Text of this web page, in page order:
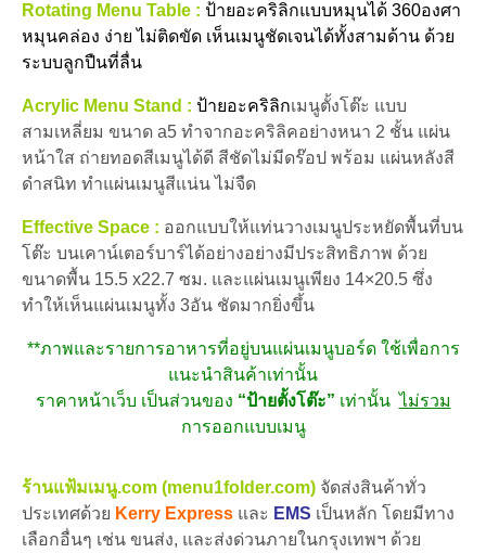
Rotating Menu Table : ป้ายอะคริลิกแบบหมุนได้ 360องศา
หมุนคล่อง ง่าย ไม่ติดขัด เห็นเมนูชัดเจนได้ทั้งสามด้าน ด้วย
ระบบลูกปืนที่ลื่น
Acrylic Menu Stand : ป้ายอะคริลิกเมนูตั้งโต๊ะ แบบ
สามเหลี่ยม ขนาด a5 ทำจากอะคริลิคอย่างหนา 2 ชั้น แผ่น
หน้าใส ถ่ายทอดสีเมนูได้ดี สีชัดไม่มีดร๊อป พร้อม แผ่นหลังสี
ดำสนิท ทำแผ่นเมนูสีแน่น ไม่จืด
Effective Space : ออกแบบให้แท่นวางเมนูประหยัดพื้นที่บน
โต๊ะ บนเคาน์เตอร์บาร์ได้อย่างอย่างมีประสิทธิภาพ ด้วย
ขนาดพื้น 15.5 x22.7 ซม. และแผ่นเมนูเพียง 14×20.5 ซึ่ง
ทำให้เห็นแผ่นเมนูทั้ง 3อัน ชัดมากยิ่งขึ้น
**ภาพและรายการอาหารที่อยู่บนแผ่นเมนูบอร์ด ใช้เพื่อการ
แนะนำสินค้าเท่านั้น
ราคาหน้าเว็บ เป็นส่วนของ “ป้ายตั้งโต๊ะ” เท่านั้นไม่รวม
การออกแบบเมนู
ร้านแฟ้มเมนู.com (menu1folder.com) จัดส่งสินค้าทั่ว
ประเทศด้วย Kerry Express และ EMS เป็นหลัก โดยมีทาง
เลือกอื่นๆ เช่น ขนส่ง, และส่งด่วนภายในกรุงเทพฯ ด้วย